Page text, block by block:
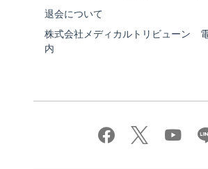
退会について
株式会社メディカルトリビューン
内